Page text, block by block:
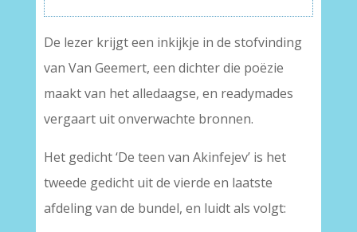
De lezer krijgt een inkijkje in de stofvinding
van Van Geemert, een dichter die poëzie
maakt van het alledaagse, en readymades
vergaart uit onverwachte bronnen.
Het gedicht ‘De teen van Akinfejev’ is het
tweede gedicht uit de vierde en laatste
afdeling van de bundel, en luidt als volgt: